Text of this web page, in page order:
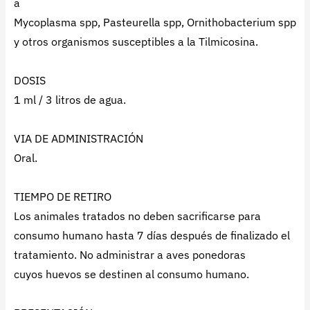
a
Mycoplasma spp, Pasteurella spp, Ornithobacterium spp
y otros organismos susceptibles a la Tilmicosina.
DOSIS
1 ml / 3 litros de agua.
VIA DE ADMINISTRACIÓN
Oral.
TIEMPO DE RETIRO
Los animales tratados no deben sacrificarse para
consumo humano hasta 7 días después de finalizado el
tratamiento. No administrar a aves ponedoras
cuyos huevos se destinen al consumo humano.